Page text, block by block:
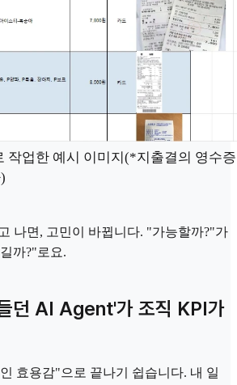
작업한 예시 이미지(*지출결의 영수증
나면, 고민이 바뀝니다. "가능할까?"가
까?"로요.
던 AI Agent'가 조직 KPI가
효용감"으로 끝나기 쉽습니다. 내 일